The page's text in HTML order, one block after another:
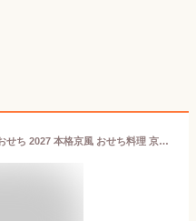
【予約販売/12/29〜30お届け】 おせち 2027 本格京風 おせち料理 京菜味のむら 「 花籠 一段 / 二段 」 【一段あたり 31品目 1人前 】 NR018-20 1段重 2段重 2人前 冷凍 オードブル 御節 お節 お節料理 御節料理 京都 予約 ギフト 送料無料